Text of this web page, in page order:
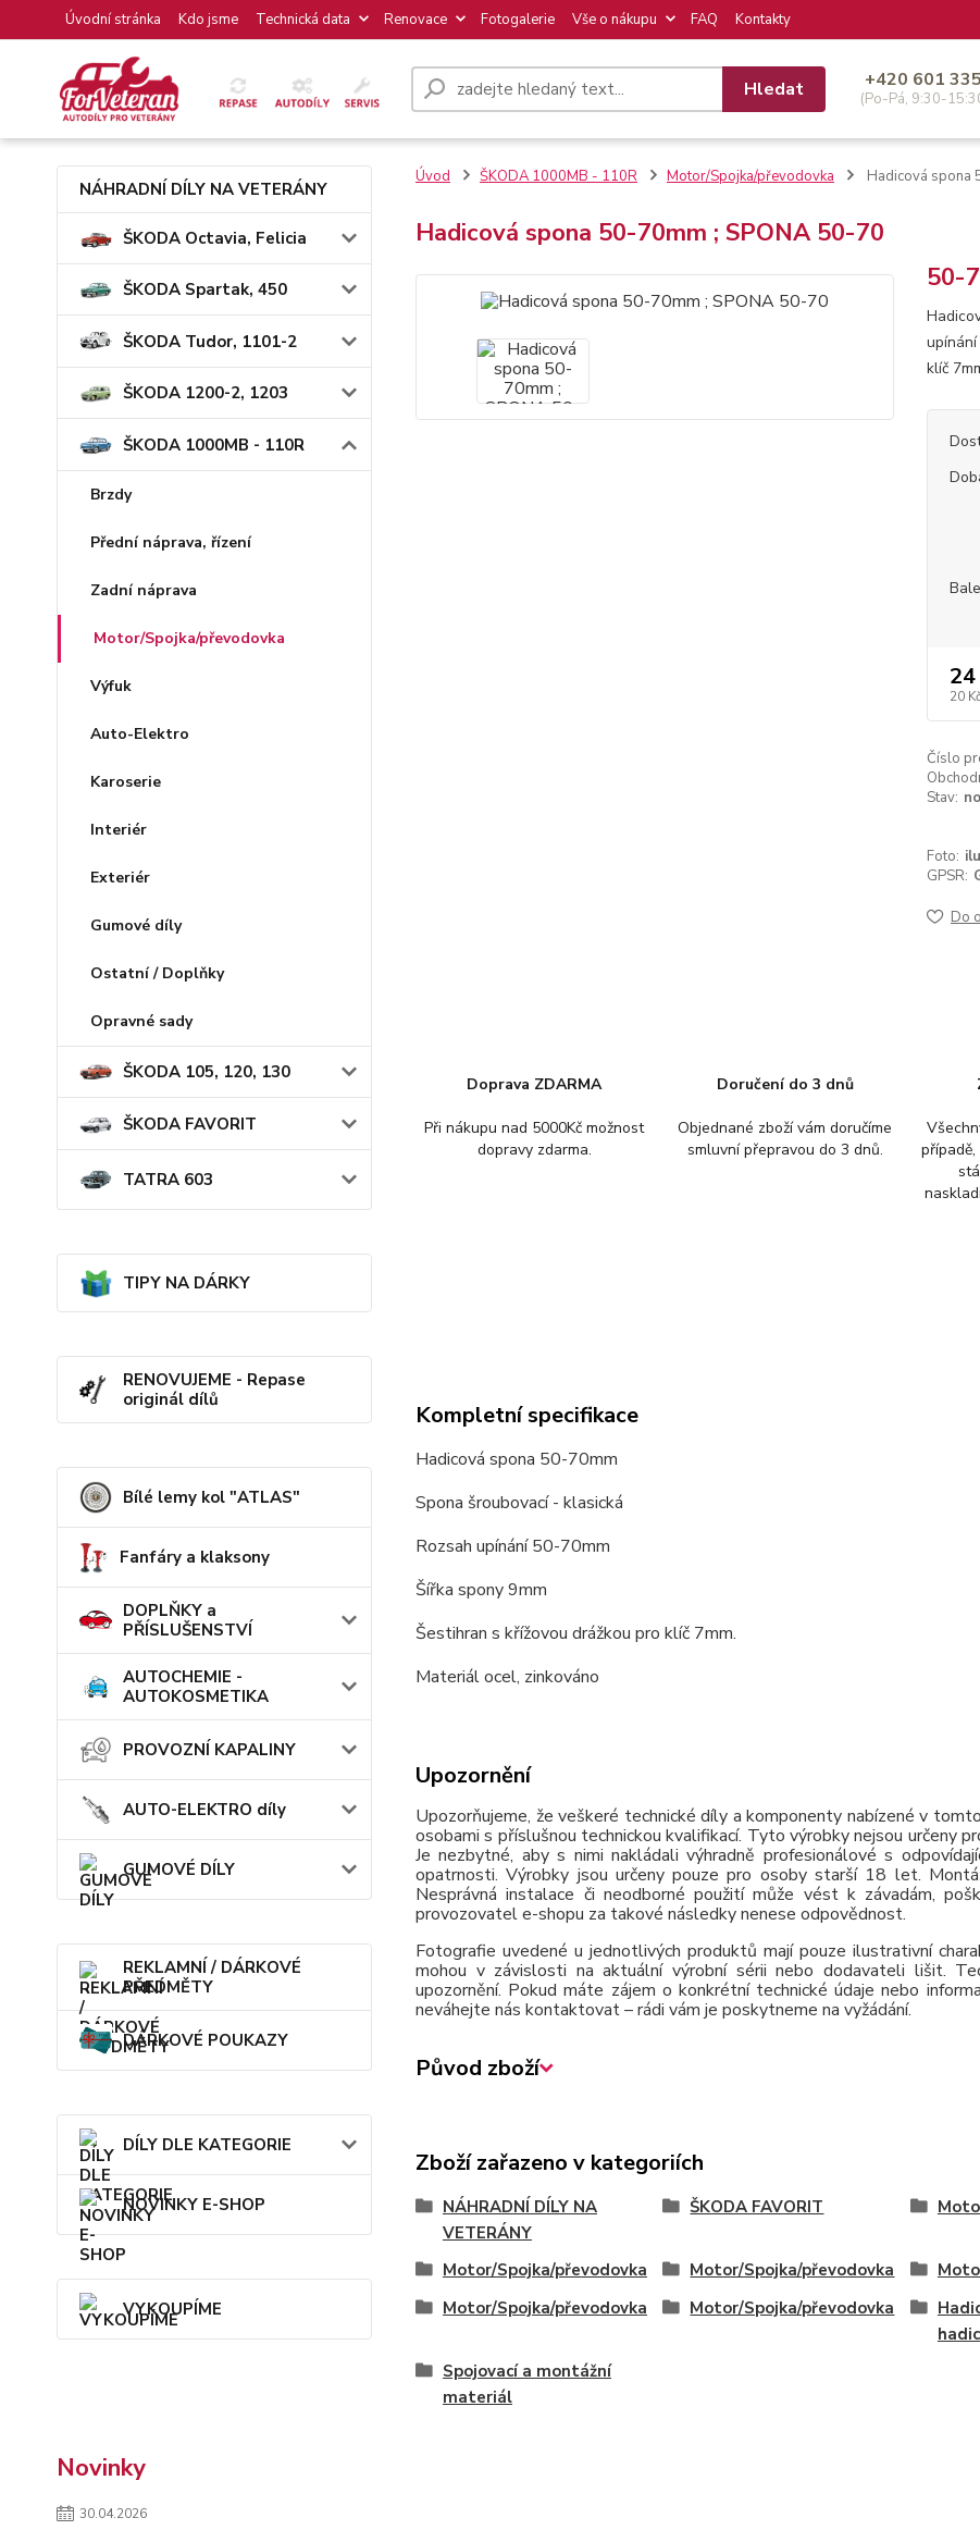
Úvodní stránka Kdo jsme Technická data Renovace Fotogalerie Vše o nákupu FAQ Kontakty
Hledat +420 601
(Po-Pá, 9:30-
NÁHRADNÍ DÍLY NA VETERÁNY
ŠKODA Octavia, Felicia
ŠKODA Spartak, 450
ŠKODA Tudor, 1101-2
ŠKODA 1200-2, 1203
ŠKODA 1000MB - 110R
Brzdy
Přední náprava, řízení
Zadní náprava
Motor/Spojka/převodovka
Výfuk
Auto-Elektro
Karoserie
Interiér
Exteriér
Gumové díly
Ostatní / Doplňky
Opravné sady
ŠKODA 105, 120, 130
ŠKODA FAVORIT
TATRA 603
TIPY NA DÁRKY
RENOVUJEME - Repase
originál dílů
Bílé lemy kol "ATLAS"
Fanfáry a klaksony
DOPLŇKY a
PŘÍSLUŠENSTVÍ
AUTOCHEMIE -
AUTOKOSMETIKA
PROVOZNÍ KAPALINY
AUTO-ELEKTRO díly
GUMOVÉ DÍLY
REKLAMNÍ / DÁRKOVÉ
PŘEDMĚTY
DÁRKOVÉ POUKAZY
DÍLY DLE KATEGORIE
NOVINKY E-SHOP
VYKOUPÍME
Novinky
30.04.2026
Úvod ŠKODA 1000MB - 110R Motor/Spojka/převodovka Hadicová spona
Hadicová spona 50-70mm ; SPONA 50-70
50-
klíč
20 Kč
Číslo
Stav:
Foto:
GPSR:
Do
Doprava ZDARMA
Při nákupu nad 5000Kč možnost
dopravy zdarma.
Doručení do 3 dnů
Objednané zboží vám doručíme
smluvní přepravou do 3 dnů.
Kompletní specifikace
Hadicová spona 50-70mm
Spona šroubovací - klasická
Rozsah upínání 50-70mm
Šířka spony 9mm
Šestihran s křížovou drážkou pro klíč 7mm.
Materiál ocel, zinkováno
Upozornění
Upozorňujeme, že veškeré technické díly a komponenty nabízené v
osobami s příslušnou technickou kvalifikací. Tyto výrobky nejsou určeny
Je nezbytné, aby s nimi nakládali výhradně profesionálové s
opatrnosti. Výrobky jsou určeny pouze pro osoby starší 18 let.
Nesprávná instalace či neodborné použití může vést k závadám,
provozovatel e-shopu za takové následky nenese odpovědnost.
Fotografie uvedené u jednotlivých produktů mají pouze ilustrativní
mohou v závislosti na aktuální výrobní sérii nebo dodavateli lišit.
upozornění. Pokud máte zájem o konkrétní technické údaje nebo
neváhejte nás kontaktovat – rádi vám je poskytneme na vyžádání.
Původ zboží
Zboží zařazeno v kategoriích
NÁHRADNÍ DÍLY NA
VETERÁNY
ŠKODA FAVORIT
Motor/Spojka/převodovka Motor/Spojka/převodovka
Motor/Spojka/převodovka
Motor/Spojka/převodovka
hadic
Spojovací a montážní
materiál